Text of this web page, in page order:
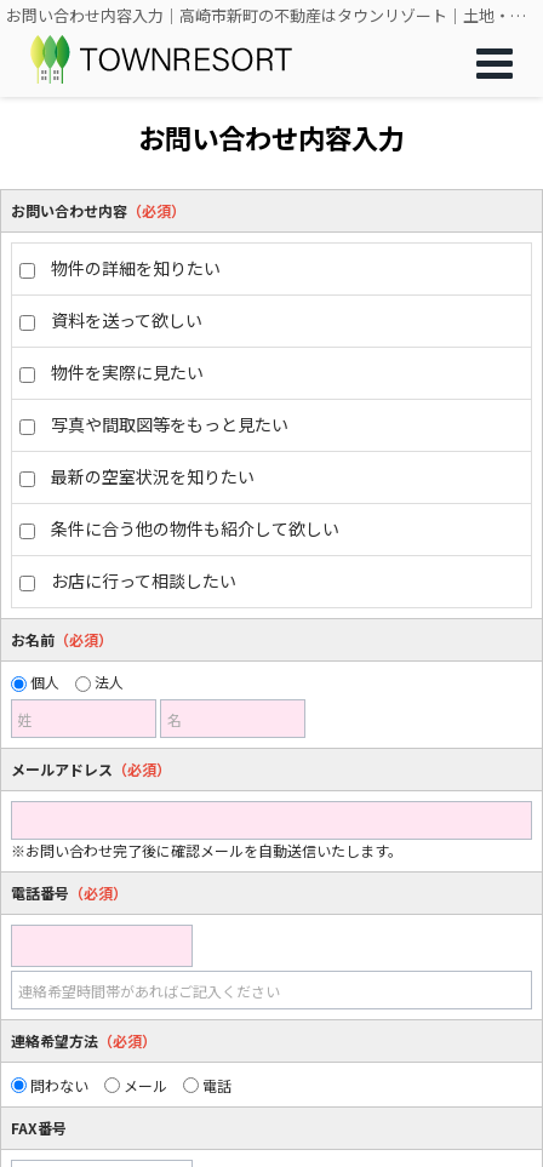
お問い合わせ内容入力｜高崎市新町の不動産はタウンリゾート｜土地・一戸建て・アパート・マンション
お問い合わせ内容入力
お問い合わせ内容 （必須）
物件の詳細を知りたい
資料を送って欲しい
物件を実際に見たい
写真や間取図等をもっと見たい
最新の空室状況を知りたい
条件に合う他の物件も紹介して欲しい
お店に行って相談したい
お名前 （必須）
個人
法人
姓
名
メールアドレス （必須）
※お問い合わせ完了後に確認メールを自動送信いたします。
電話番号 （必須）
連絡希望時間帯があればご記入ください
連絡希望方法 （必須）
問わない メール 電話
FAX番号